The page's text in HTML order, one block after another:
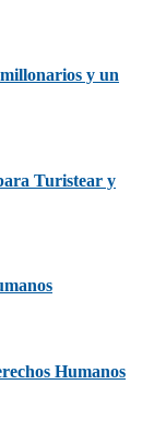
y un
Turistear y
Humanos